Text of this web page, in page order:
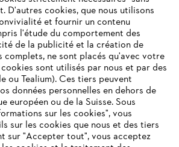
des données
INTERNET
PRIS EN CHARGE
D'autres cookies, que nous utilisons
et fournir un contenu
l'étude du comportement des
de la publicité et la création de
ne sont placés qu'avec votre
sont utilisés par nous et par des
ou Tealium). Ces tiers peuvent
données personnelles en dehors de
européen ou de la Suisse. Sous
sur les cookies", vous
sur les cookies que nous et des tiers
sur "Accepter tout", vous acceptez